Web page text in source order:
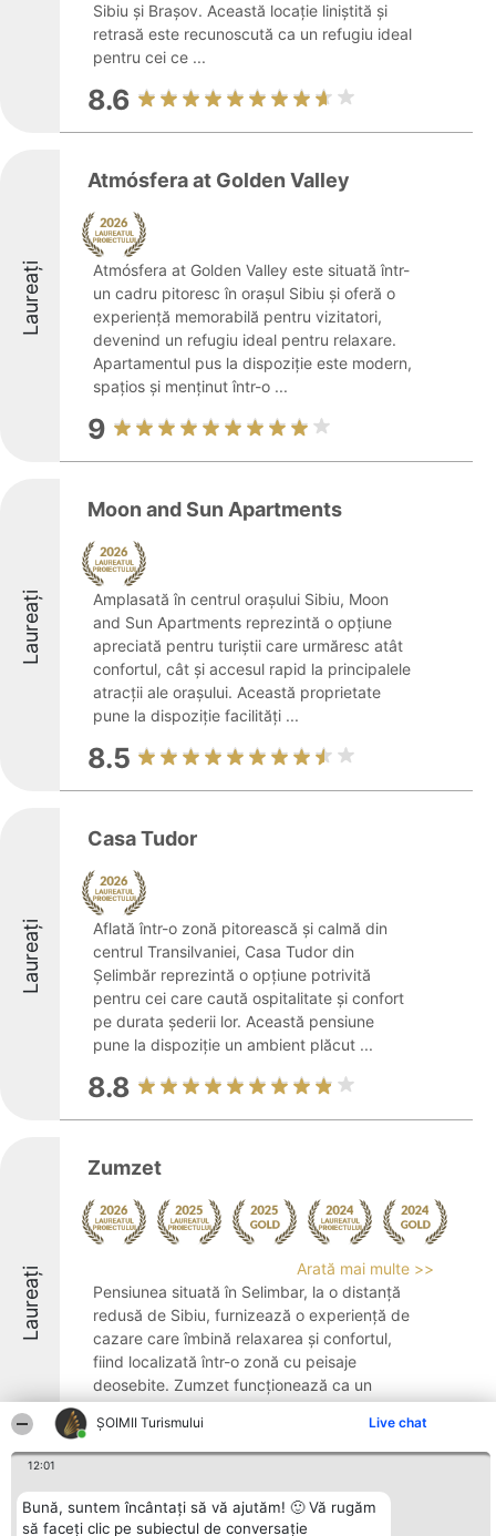
ȘOIMII Turismului Live chat
12:01
Bună, suntem încântați să vă ajutăm! 🙂 Vă rugăm
să faceți clic pe subiectul de conversație
Sibiu și Brașov. Această locație liniștită și
retrasă este recunoscută ca un refugiu ideal
pentru cei ce ...
8.6
Laureați
Atmósfera at Golden Valley
Atmósfera at Golden Valley este situată într-
un cadru pitoresc în orașul Sibiu și oferă o
experiență memorabilă pentru vizitatori,
devenind un refugiu ideal pentru relaxare.
Apartamentul pus la dispoziție este modern,
spațios și menținut într-o ...
9
Laureați
Moon and Sun Apartments
Amplasată în centrul orașului Sibiu, Moon
and Sun Apartments reprezintă o opțiune
apreciată pentru turiștii care urmăresc atât
confortul, cât și accesul rapid la principalele
atracții ale orașului. Această proprietate
pune la dispoziție facilități ...
8.5
Laureați
Casa Tudor
Aflată într-o zonă pitorească și calmă din
centrul Transilvaniei, Casa Tudor din
Șelimbăr reprezintă o opțiune potrivită
pentru cei care caută ospitalitate și confort
pe durata șederii lor. Această pensiune
pune la dispoziție un ambient plăcut ...
8.8
Laureați
Zumzet
Arată mai multe >>
Pensiunea situată în Selimbar, la o distanță
redusă de Sibiu, furnizează o experiență de
cazare care îmbină relaxarea și confortul,
fiind localizată într-o zonă cu peisaje
deosebite. Zumzet funcționează ca un
punct de pornire excelent pentru ...
9.8
World Studio 7